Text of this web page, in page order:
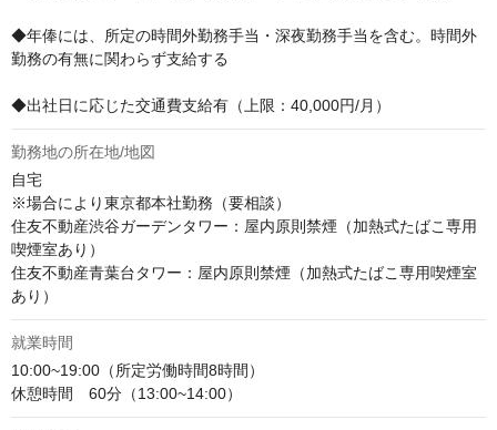
◆年俸には、所定の時間外勤務手当・深夜勤務手当を含む。時間外
勤務の有無に関わらず支給する
◆出社日に応じた交通費支給有（上限：40,000円/月）
勤務地の所在地/地図
自宅
※場合により東京都本社勤務（要相談）
住友不動産渋谷ガーデンタワー：屋内原則禁煙（加熱式たばこ専用
喫煙室あり）
住友不動産青葉台タワー：屋内原則禁煙（加熱式たばこ専用喫煙室
あり）
就業時間
10:00~19:00（所定労働時間8時間）
休憩時間　60分（13:00~14:00）